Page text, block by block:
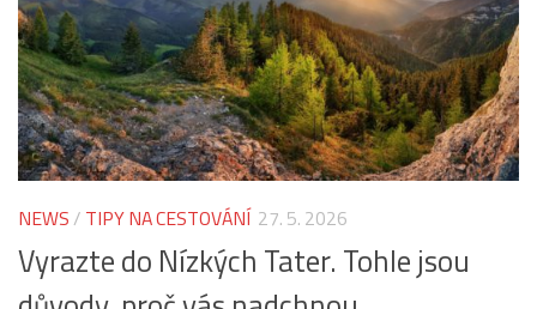
NEWS / TIPY NA CESTOVÁNÍ 27. 5. 2026
Vyrazte do Nízkých Tater. Tohle jsou